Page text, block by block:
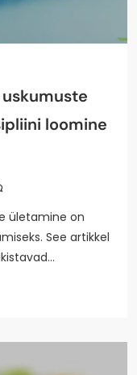
loomine
ületamine on
See artikkel